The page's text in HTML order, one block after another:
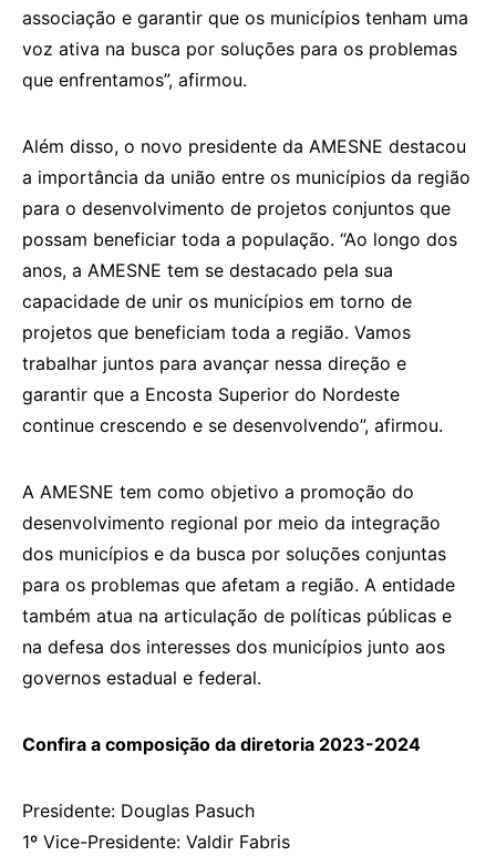
associação e garantir que os municípios tenham uma
voz ativa na busca por soluções para os problemas
que enfrentamos”, afirmou.
Além disso, o novo presidente da AMESNE destacou
a importância da união entre os municípios da região
para o desenvolvimento de projetos conjuntos que
possam beneficiar toda a população. “Ao longo dos
anos, a AMESNE tem se destacado pela sua
capacidade de unir os municípios em torno de
projetos que beneficiam toda a região. Vamos
trabalhar juntos para avançar nessa direção e
garantir que a Encosta Superior do Nordeste
continue crescendo e se desenvolvendo”, afirmou.
A AMESNE tem como objetivo a promoção do
desenvolvimento regional por meio da integração
dos municípios e da busca por soluções conjuntas
para os problemas que afetam a região. A entidade
também atua na articulação de políticas públicas e
na defesa dos interesses dos municípios junto aos
governos estadual e federal.
Confira a composição da diretoria 2023-2024
Presidente: Douglas Pasuch
1º Vice-Presidente: Valdir Fabris